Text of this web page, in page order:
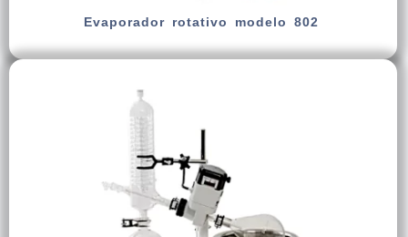
Evaporador rotativo modelo 802